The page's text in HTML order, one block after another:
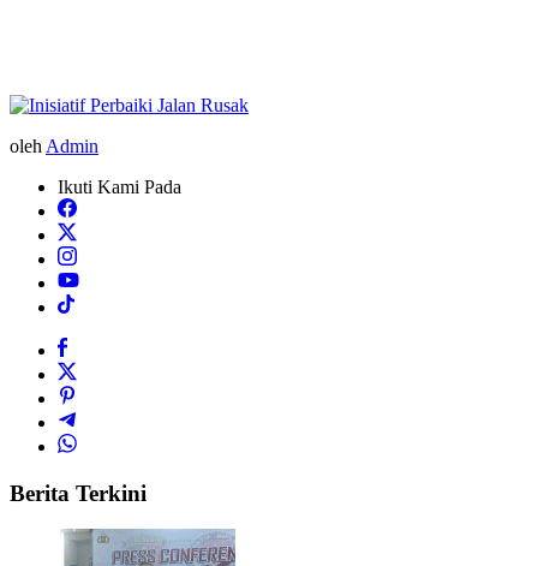
oleh Admin
Ikuti Kami Pada
Berita Terkini